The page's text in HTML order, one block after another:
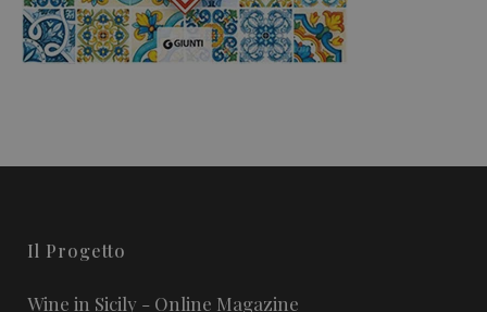
Il Progetto
Wine in Sicily - Online Magazine